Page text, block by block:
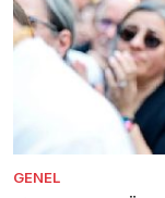
GENEL